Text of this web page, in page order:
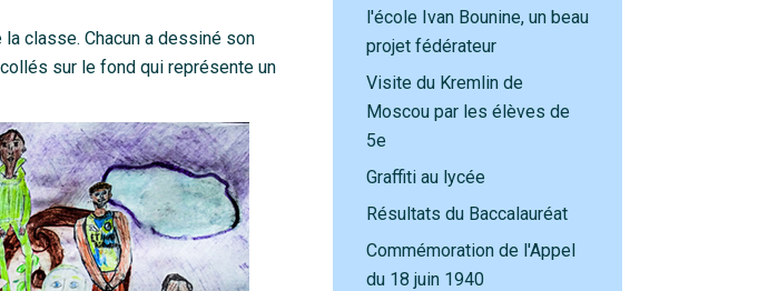
classe. Chacun a dessiné son
sur le fond qui représente un
l'école Ivan Bounine, un beau
projet fédérateur
Visite du Kremlin de
Moscou par les élèves de
5e
Graffiti au lycée
Résultats du Baccalauréat
Commémoration de l'Appel
du 18 juin 1940